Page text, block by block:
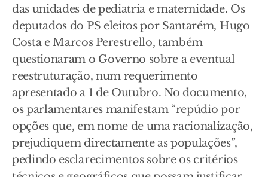
das unidades de pediatria e maternidade. Os
deputados do PS eleitos por Santarém, Hugo
Costa e Marcos Perestrello, também
questionaram o Governo sobre a eventual
reestruturação, num requerimento
apresentado a 1 de Outubro. No documento,
os parlamentares manifestam “repúdio por
opções que, em nome de uma racionalização,
prejudiquem directamente as populações”,
pedindo esclarecimentos sobre os critérios